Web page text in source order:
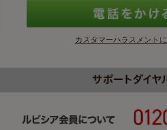
カスタマーハラスメント